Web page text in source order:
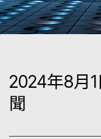
2024年8月
聞